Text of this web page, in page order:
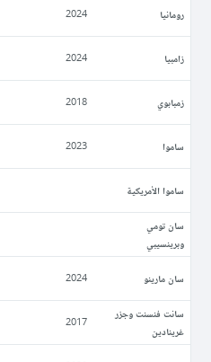
رومانيا 2024
زامبيا 2024
زمبابوي 2018
ساموا 2023
ساموا الأمريكية
سان تومي
وبرينسيبي
سان مارينو 2024
سانت فنسنت وجزر
غرينادين
2017